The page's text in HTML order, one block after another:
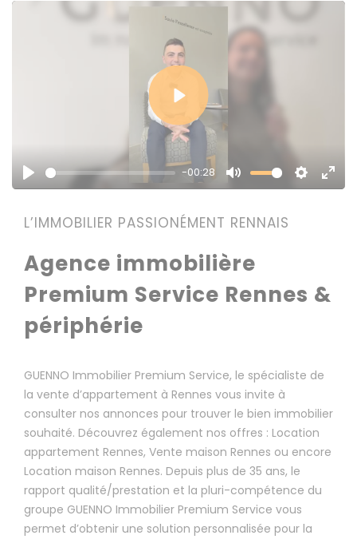
Play
-00:28
Mute Settings
Enter
Play
L’IMMOBILIER PASSIONÉMENT RENNAIS
Agence immobilière
Premium Service Rennes &
périphérie
GUENNO Immobilier Premium Service, le spécialiste de
la vente d’appartement à Rennes vous invite à
consulter nos annonces pour trouver le bien immobilier
souhaité. Découvrez également nos offres : Location
appartement Rennes, Vente maison Rennes ou encore
Location maison Rennes. Depuis plus de 35 ans, le
rapport qualité/prestation et la pluri-compétence du
groupe GUENNO Immobilier Premium Service vous
permet d’obtenir une solution personnalisée pour la